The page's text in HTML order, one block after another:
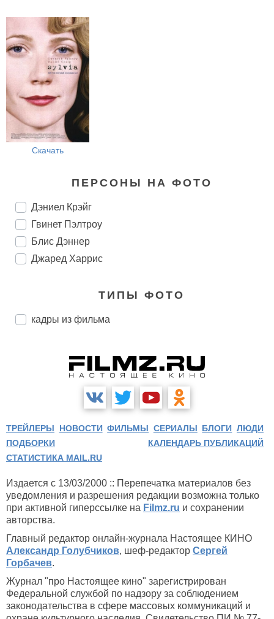
Скачать
ПЕРСОНЫ НА ФОТО
Дэниел Крэйг
Гвинет Пэлтроу
Блис Дэннер
Джаред Харрис
ТИПЫ ФОТО
кадры из фильма
ТРЕЙЛЕРЫ НОВОСТИ ФИЛЬМЫ СЕРИАЛЫ БЛОГИ ЛЮДИ
ПОДБОРКИ
КАЛЕНДАРЬ ПУБЛИКАЦИЙ
СТАТИСТИКА MAIL.RU
Издается с 13/03/2000 :: Перепечатка материалов без
уведомления и разрешения редакции возможна только
при активной гиперссылке на Filmz.ru и сохранении
авторства.
Главный редактор онлайн-журнала Настоящее КИНО
Александр Голубчиков, шеф-редактор Сергей
Горбачев.
Журнал "про Настоящее кино" зарегистрирован
Федеральной службой по надзору за соблюдением
законодательства в сфере массовых коммуникаций и